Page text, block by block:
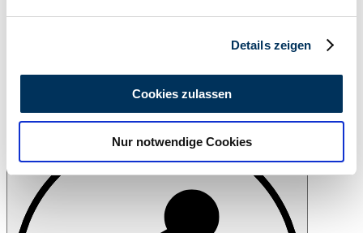
analysieren. Außerdem geben wir Informationen zu Ihrer
Verwendung unserer Website an unsere Partner für
soziale Medien, Werbung und Analysen weiter. Unsere
Partner führen diese Informationen möglicherweise mit
weiteren Daten zusammen, die Sie ihnen bereitgestellt
haben oder die sie im Rahmen Ihrer Nutzung der Dienste
Details zeigen
Cookies zulassen
Nur notwendige Cookies